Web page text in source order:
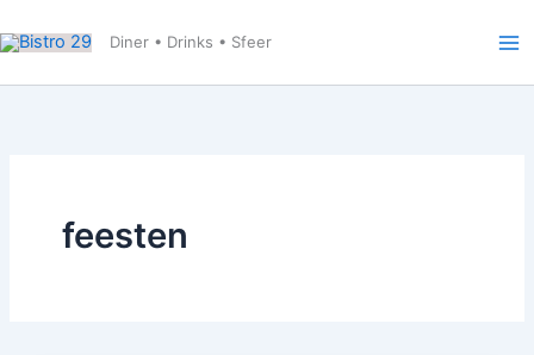
naar
Diner • Drinks • Sfeer
feesten